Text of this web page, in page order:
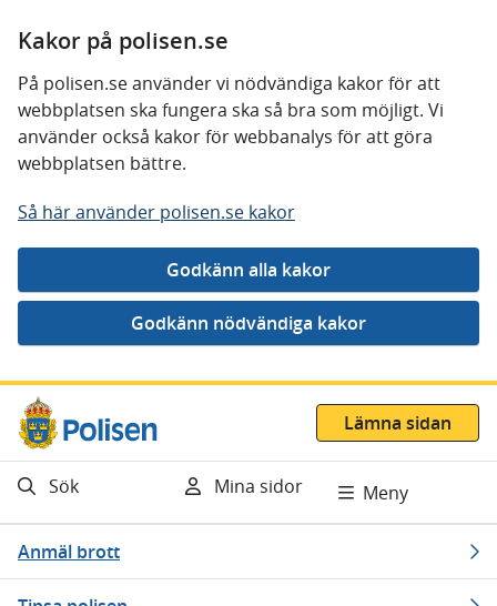
Kakor på polisen.se
På polisen.se använder vi nödvändiga kakor för att
webbplatsen ska fungera ska så bra som möjligt. Vi
använder också kakor för webbanalys för att göra
webbplatsen bättre.
Så här använder polisen.se kakor
Gå direkt till innehåll
Lämna sidan
Sök Mina sidor Meny
Anmäl brott